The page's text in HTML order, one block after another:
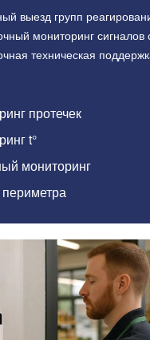
выезд групп
мониторинг сигналов
техническая
протечек
t°
мониторинг